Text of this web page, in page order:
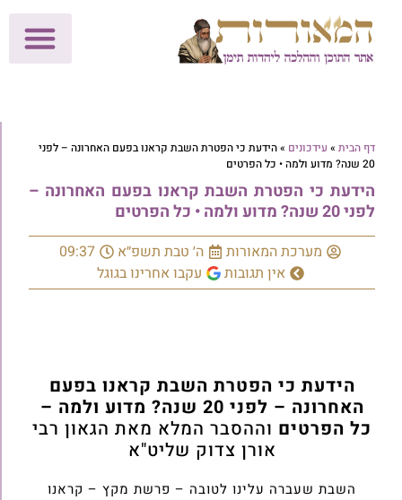
דף הבית » עידכונים »הידעת כי הפטרת השבת קראנו בפעם האחרונה – לפני
20 שנה? מדוע ולמה • כל הפרטים
הידעת כי הפטרת השבת קראנו בפעם האחרונה –
לפני 20 שנה? מדוע ולמה • כל הפרטים
מערכת המאורות ה׳ טבת תשפ״א
09:37
אין תגובות
עקבו אחרינו בגוגל
הידעת כי הפטרת השבת קראנו בפעם
האחרונה – לפני 20 שנה? מדוע ולמה –
כל הפרטים וההסבר המלא מאת הגאון רבי
אורן צדוק שליט"א
השבת שעברה עלינו לטובה – פרשת מקץ – קראנו